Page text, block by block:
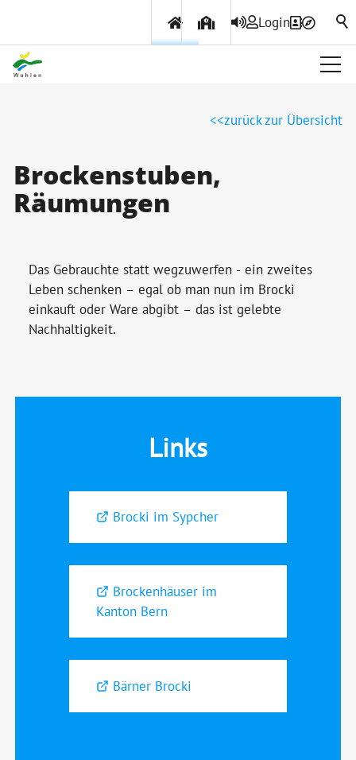
Login
Politik & Verwaltung
Themen & Services
zurück zur Übersicht
Brockenstuben,
Räumungen
Das Gebrauchte statt wegzuwerfen - ein zweites
Leben schenken – egal ob man nun im Brocki
einkauft oder Ware abgibt – das ist gelebte
Nachhaltigkeit.
Links
Brocki im Sypcher
Brockenhäuser im
Kanton Bern
Bärner Brocki